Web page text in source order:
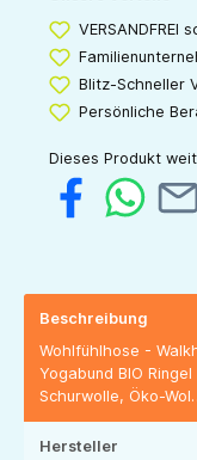
VERSANDFREI
Blitz-Schneller
Persönliche
Dieses Produkt
Beschreibung
Wohlfühlhose -
Yogabund BIO
Schurwolle, Öko-
Hersteller